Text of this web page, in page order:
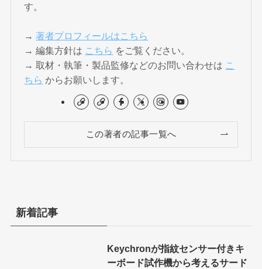
す。
→著者プロフィールはこちら
→ 編集方針は こちら をご覧ください。
→ 取材・執筆・製品監修などのお問い合わせは こ
ちら からお願いします。
この著者の記事一覧へ
新着記事
Keychronが指紋センサー付きキ
ーボード試作機から考えるサード